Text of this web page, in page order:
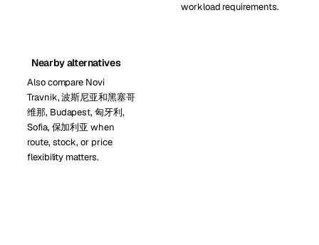
workload requirements.
Nearby alternatives
Also compare Novi
Travnik, 波斯尼亚和黑塞哥
维那, Budapest, 匈牙利,
Sofia, 保加利亚 when
route, stock, or price
flexibility matters.